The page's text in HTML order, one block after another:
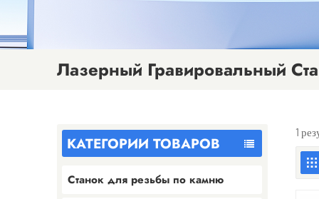
Лазерный Гравировальный
КАТЕГОРИИ ТОВАРОВ
Станок для резьбы по камню
1